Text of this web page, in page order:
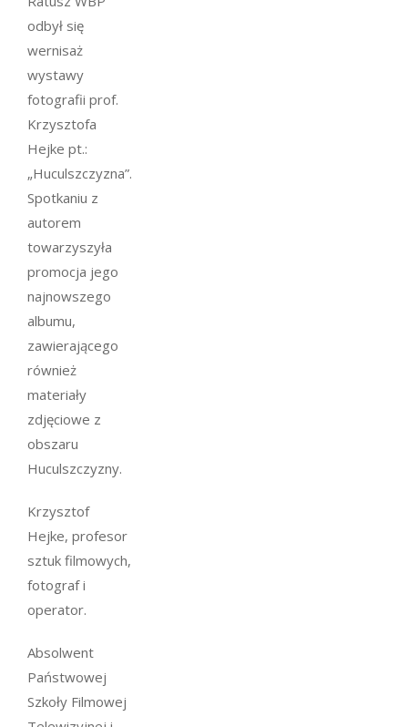
odbył się
wernisaż
wystawy
fotografii prof.
Krzysztofa
Hejke pt.:
„Huculszczyzna”.
Spotkaniu z
autorem
towarzyszyła
promocja jego
najnowszego
albumu,
zawierającego
również
materiały
zdjęciowe z
obszaru
Huculszczyzny.
Krzysztof
Hejke, profesor
sztuk filmowych,
fotograf i
operator.
Absolwent
Państwowej
Szkoły Filmowej